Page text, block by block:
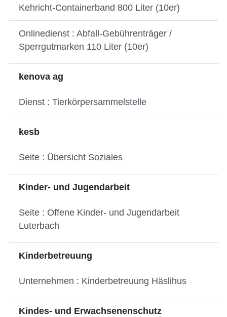
Kehricht-Containerband 800 Liter (10er)
Onlinedienst : Abfall-Gebührenträger /
Sperrgutmarken 110 Liter (10er)
kenova ag
Dienst : Tierkörpersammelstelle
kesb
Seite : Übersicht Soziales
Kinder- und Jugendarbeit
Seite : Offene Kinder- und Jugendarbeit
Luterbach
Kinderbetreuung
Unternehmen : Kinderbetreuung Häslihus
Kindes- und Erwachsenenschutz